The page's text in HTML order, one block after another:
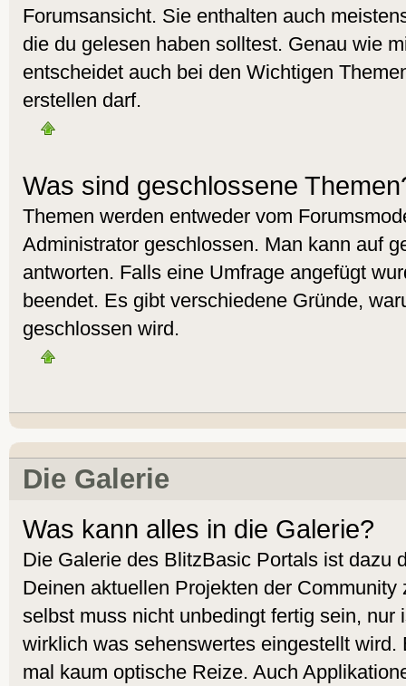
Forumsansicht. Sie enthalten auch
die du gelesen haben solltest. Genau wie
entscheidet auch bei den Wichtigen
erstellen darf.
Was sind geschlossene
Themen werden entweder vom
Administrator geschlossen. Man kann auf
antworten. Falls eine Umfrage angefügt
beendet. Es gibt verschiedene Gründe,
geschlossen wird.
Die Galerie
Was kann alles in die Galerie?
Die Galerie des BlitzBasic Portals ist dazu
Deinen aktuellen Projekten der
selbst muss nicht unbedingt fertig sein, nur
wirklich was sehenswertes eingestellt wird.
mal kaum optische Reize. Auch